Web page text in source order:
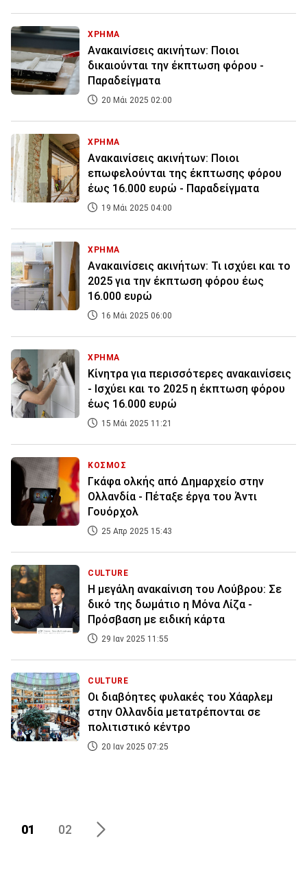
ΧΡΗΜΑ
Ανακαινίσεις ακινήτων: Ποιοι
δικαιούνται την έκπτωση φόρου -
Παραδείγματα
20 Μάι 2025 02:00
ΧΡΗΜΑ
Ανακαινίσεις ακινήτων: Ποιοι
επωφελούνται της έκπτωσης φόρου
έως 16.000 ευρώ - Παραδείγματα
19 Μάι 2025 04:00
ΧΡΗΜΑ
Ανακαινίσεις ακινήτων: Τι ισχύει και το
2025 για την έκπτωση φόρου έως
16.000 ευρώ
16 Μάι 2025 06:00
ΧΡΗΜΑ
Κίνητρα για περισσότερες ανακαινίσεις
- Ισχύει και το 2025 η έκπτωση φόρου
έως 16.000 ευρώ
15 Μάι 2025 11:21
ΚΟΣΜΟΣ
Γκάφα ολκής από Δημαρχείο στην
Ολλανδία - Πέταξε έργα του Άντι
Γουόρχολ
25 Απρ 2025 15:43
CULTURE
Η μεγάλη ανακαίνιση του Λούβρου: Σε
δικό της δωμάτιο η Μόνα Λίζα -
Πρόσβαση με ειδική κάρτα
29 Ιαν 2025 11:55
CULTURE
Οι διαβόητες φυλακές του Χάαρλεμ
στην Ολλανδία μετατρέπονται σε
πολιτιστικό κέντρο
20 Ιαν 2025 07:25
01 02